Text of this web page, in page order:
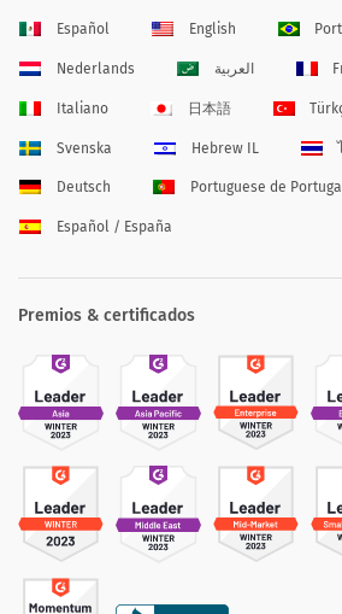
Español English
Nederlands العربية
Italiano 日本語
Svenska Hebrew IL
Deutsch Portuguese de
Español / España
Premios & certificados